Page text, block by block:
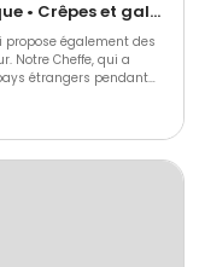
Barbecue et grillades • Gastronomique • Crêpes et galettes
également des
Notre Cheffe, qui a
étrangers pendant
à notre cuisine.